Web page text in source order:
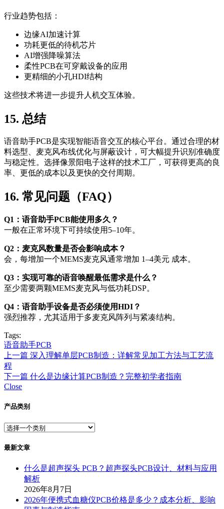
行业趋势包括：
边缘AI加速计算
功耗更低的待机芯片
AI增强降噪算法
柔性PCB在可穿戴设备的应用
更精细的小孔HDI结构
这些技术将进一步提升人机交互体验。
15. 总结
语音助手PCB是实现智能语音交互的核心平台。通过合理的材
料选型、麦克风布线优化与屏蔽设计，可大幅提升识别准确度
与稳定性。选择像景阳电子这样的技术工厂，可获得更高的良
率、更低的成本以及更快的交付周期。
16. 常见问题（FAQ）
Q1：语音助手PCB能使用多久？
一般在正常环境下可持续使用5–10年。
Q2：麦克风数量是否会影响成本？
会，每增加一个MEMS麦克风通常增加 1–4美元 成本。
Q3：实现可靠的语音唤醒最低需求是什么？
至少需要两颗MEMS麦克风与低功耗DSP。
Q4：语音助手设备是否必须使用HDI？
强烈推荐，尤其适用于多麦克风阵列与紧凑结构。
Tags:
语音助手PCB
上一篇 深入理解单层PCB制造：详解常见加工方法与工艺流
程
下一篇 什么是边缘计算PCB制造？完整初学者指南
Close
产品类别
最新文章
什么是超声探头 PCB？超声探头PCB设计、材料与应用
解析
2026年8月7日
2026年便携式血糖仪PCB价格是多少？成本分析、影响